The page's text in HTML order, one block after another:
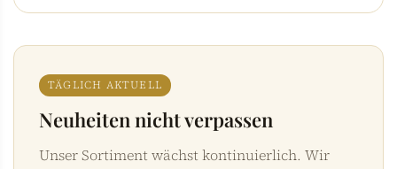
TÄGLICH AKTUELL
Neuheiten nicht verpassen
Unser Sortiment wächst kontinuierlich. Wir